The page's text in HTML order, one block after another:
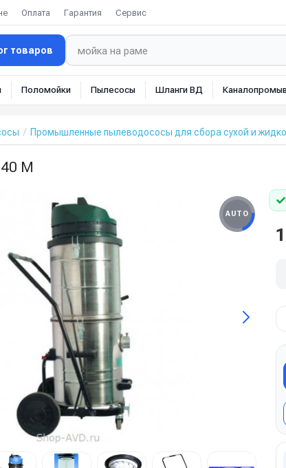
Оплата Гарантия Сервис
товаров
Поломойки Пылесосы Шланги ВД
Промышленные пылеводососы для сбора сухой и
M
AUTO